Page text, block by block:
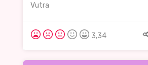
Vutra
3,34